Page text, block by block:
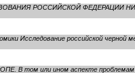
РОССИЙСКОЙ ФЕДЕРАЦИИ
Исследование российской черной
В том или ином аспекте проблемам